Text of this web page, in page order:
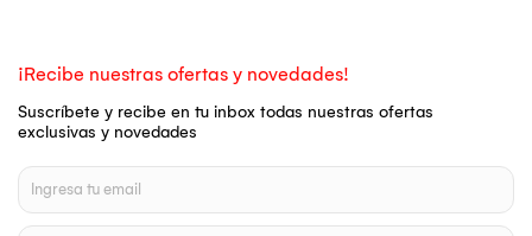
¡Recibe nuestras ofertas y novedades!
Suscríbete y recibe en tu inbox todas nuestras ofertas
exclusivas y novedades